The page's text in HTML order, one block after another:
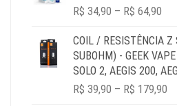
R$ 34,90 – R$ 64,90
R$
R$
COIL / RESISTÊNCIA Z
SUBOHM) - GEEK
SOLO 2, AEGIS 200,
R$ 39,90 – R$ 179,90